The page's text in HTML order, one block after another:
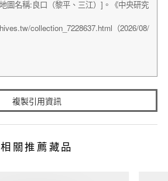
複製引用資訊
相關推薦藏品